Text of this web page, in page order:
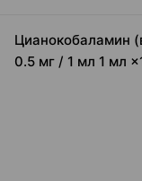
Цианокобаламин
0.5 мг / 1 мл 1 мл